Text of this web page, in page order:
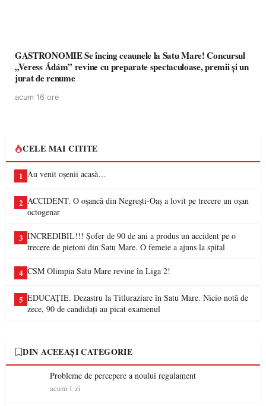
GASTRONOMIE Se încing ceaunele la Satu Mare! Concursul
„Veress Ádám” revine cu preparate spectaculoase, premii și un
jurat de renume
acum 16 ore
CELE MAI CITITE
1 Au venit oșenii acasă…
2 ACCIDENT. O oșancă din Negrești-Oaș a lovit pe trecere un oșan
octogenar
3 INCREDIBIL!!! Șofer de 90 de ani a produs un accident pe o
trecere de pietoni din Satu Mare. O femeie a ajuns la spital
4 CSM Olimpia Satu Mare revine în Liga 2!
5 EDUCAȚIE. Dezastru la Titluraziare în Satu Mare. Nicio notă de
zece, 90 de candidați au picat examenul
DIN ACEEAȘI CATEGORIE
Probleme de percepere a noului regulament
acum 1 zi